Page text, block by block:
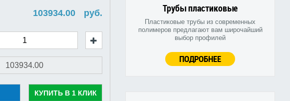
Трубы пластиковые
Пластиковые трубы из современных
полимеров предлагают вам широчайший
выбор профилей
ПОДРОБНЕЕ
руб.
КУПИТЬ В 1 КЛИК